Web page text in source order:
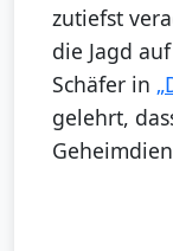
zutiefst
die Jagd
Schäfer in
gelehrt,